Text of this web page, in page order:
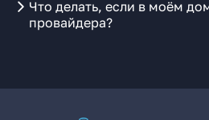
Что делать, если в моём
провайдера?